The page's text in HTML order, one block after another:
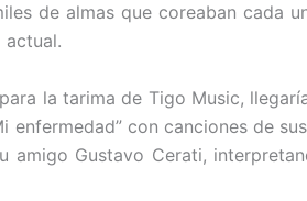
de almas que coreaban cada
actual.
la tarima de Tigo Music,
con canciones de
Gustavo Cerati,